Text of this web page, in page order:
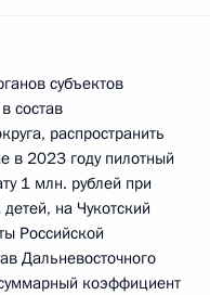
субъектов
состав
распространить
в 2023 году пилотный
1 млн. рублей при
на Чукотский
Российской
Дальневосточного
коэффициент